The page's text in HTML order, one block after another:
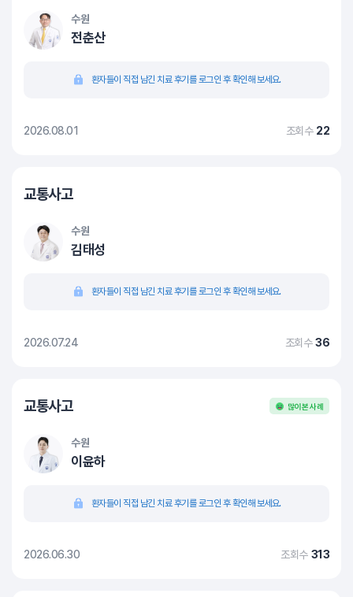
수원
전춘산
환자들이 직접 남긴 치료 후기를 로그인 후 확인해 보세요.
2026.08.01 조회수 22
교통사고
수원
김태성
환자들이 직접 남긴 치료 후기를 로그인 후 확인해 보세요.
2026.07.24 조회수 36
교통사고 많이 본 사례
수원
이윤하
환자들이 직접 남긴 치료 후기를 로그인 후 확인해 보세요.
2026.06.30 조회수 313